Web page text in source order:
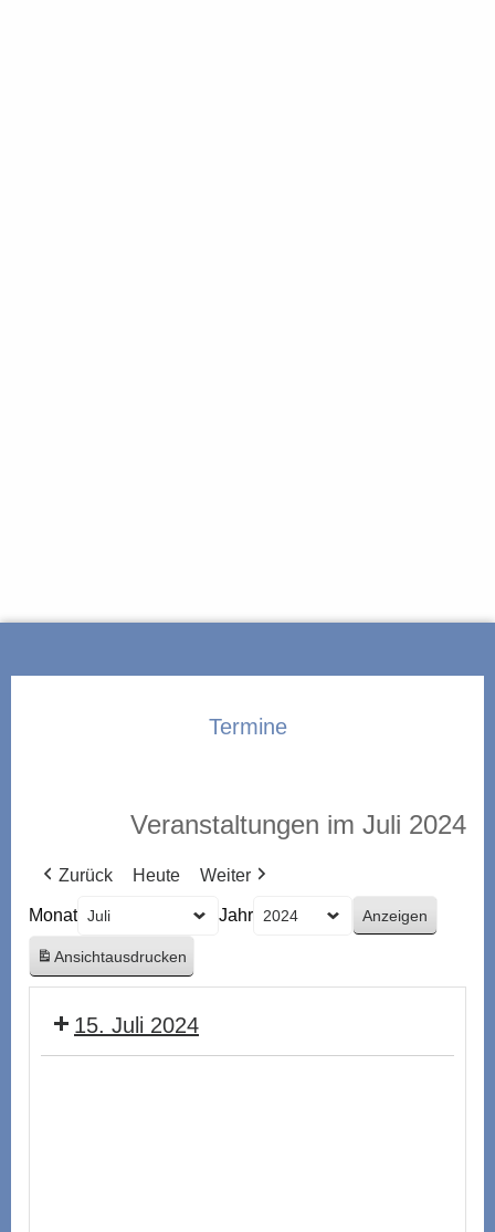
Termine
Veranstaltungen im Juli 2024
Zurück Heute Weiter
Monat Jahr
Ansichtausdrucken
15. Juli 2024